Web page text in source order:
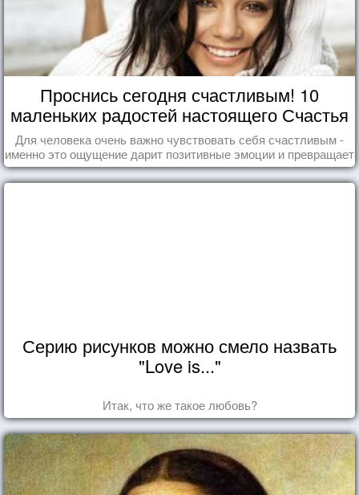
Проснись сегодня счастливым! 10
маленьких радостей настоящего Счастья
Для человека очень важно чувствовать себя счастливым -
именно это ощущение дарит позитивные эмоции и превращает
каждый день в маленький праздник.
Серию рисунков можно смело назвать
"Love is..."
Итак, что же такое любовь?